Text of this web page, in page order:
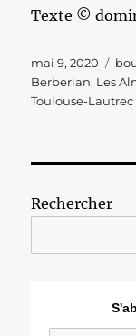
Texte ©
Publié
le
mai 9, 2020
Berberian, Les
Toulouse-Lautrec
Rechercher